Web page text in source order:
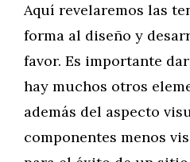
Aquí revelaremos las
forma al diseño y
favor. Es importante
hay muchos otros
además del aspecto
componentes menos